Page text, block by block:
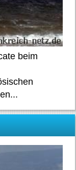
beim